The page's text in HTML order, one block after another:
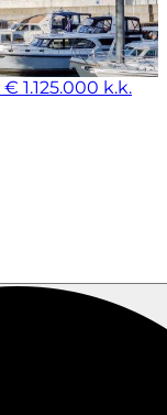
€ 1.125.000 k.k.